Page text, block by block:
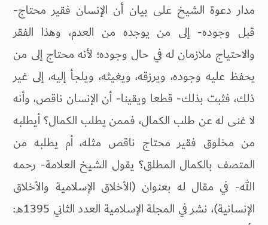
مدار دعوة الشيخ على بيان أن الإنسان فقير محتاج-
قبل وجوده- إلى من يوجده من العدم، وهذا الفقر
والاحتياج ملازمان له في حال وجوده؛ لأنه محتاج إلى من
يحفظ عليه وجوده، ويرزقه، ويغيثه، ويلجأ إليه، إلى غير
ذلك، فثبت بذلك- قطعا ويقينا- أن الإنسان ناقص، وأنه
لا غنى له عن طلب الكمال، فممن يطلب الكمال؟ أيطلبه
من مخلوق فقير محتاج ناقص مثله، أم يطلبه من
المتصف بالكمال المطلق؟ يقول الشيخ العلامة- رحمه
الله- في مقال له بعنوان (الأخلاق الإسلامية والأخلاق
الإنسانية)، نشر في المجلة الإسلامية العدد الثاني 1395هـ: